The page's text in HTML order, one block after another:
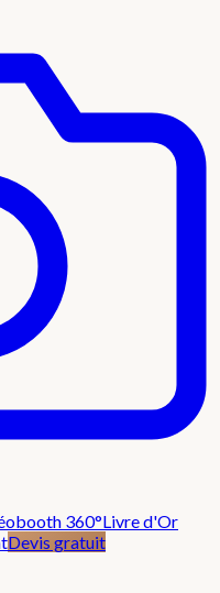
360°Livre d'Or
Devis gratuit